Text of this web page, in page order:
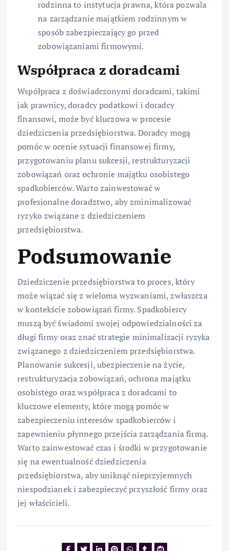
rodzinna to instytucja prawna, która pozwala
na zarządzanie majątkiem rodzinnym w
sposób zabezpieczający go przed
zobowiązaniami firmowymi.
Współpraca z doradcami
Współpraca z doświadczonymi doradcami, takimi
jak prawnicy, doradcy podatkowi i doradcy
finansowi, może być kluczowa w procesie
dziedziczenia przedsiębiorstwa. Doradcy mogą
pomóc w ocenie sytuacji finansowej firmy,
przygotowaniu planu sukcesji, restrukturyzacji
zobowiązań oraz ochronie majątku osobistego
spadkobierców. Warto zainwestować w
profesjonalne doradztwo, aby zminimalizować
ryzyko związane z dziedziczeniem
przedsiębiorstwa.
Podsumowanie
Dziedziczenie przedsiębiorstwa to proces, który
może wiązać się z wieloma wyzwaniami, zwłaszcza
w kontekście zobowiązań firmy. Spadkobiercy
muszą być świadomi swojej odpowiedzialności za
długi firmy oraz znać strategie minimalizacji ryzyka
związanego z dziedziczeniem przedsiębiorstwa.
Planowanie sukcesji, ubezpieczenie na życie,
restrukturyzacja zobowiązań, ochrona majątku
osobistego oraz współpraca z doradcami to
kluczowe elementy, które mogą pomóc w
zabezpieczeniu interesów spadkobierców i
zapewnieniu płynnego przejścia zarządzania firmą.
Warto zainwestować czas i środki w przygotowanie
się na ewentualność dziedziczenia
przedsiębiorstwa, aby uniknąć nieprzyjemnych
niespodzianek i zabezpieczyć przyszłość firmy oraz
jej właścicieli.